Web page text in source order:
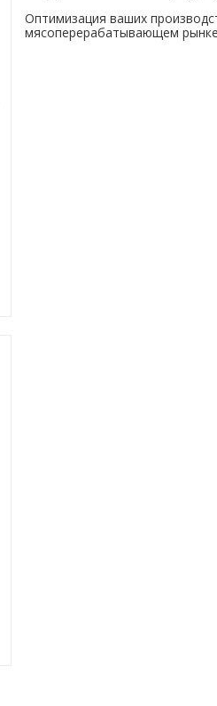
Оптимизация ваших
мясоперерабатывающем